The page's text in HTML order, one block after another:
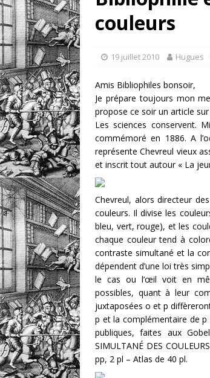
couleurs
19 juillet 2010 Hugues
Amis Bibliophiles bonsoir,
Je prépare toujours mon
propose ce soir un article
Les sciences conservent.
commémoré en 1886. A
représente Chevreul vieux
et inscrit tout autour « La
Chevreul, alors directeur
couleurs. Il divise les
bleu, vert, rouge), et les
chaque couleur tend à
contraste simultané et la
dépendent d’une loi très
le cas ou l’œil voit en
possibles, quant à leur
juxtaposées o et p
p et la complémentaire de p
publiques, faites aux
SIMULTANÉ DES
pp, 2 pl – Atlas de 40 pl.